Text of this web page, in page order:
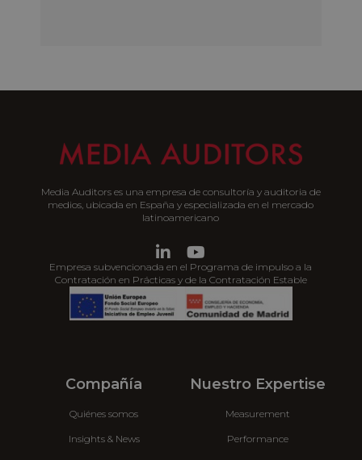
Media Auditors es una empresa de consultoría y auditoria de
medios, ubicada en España y especializada en el mercado
latinoamericano
Empresa subvencionada en el Programa de impulso a la
Contratación en Prácticas y de la Contratación Estable
Compañía
Quiénes somos
Insights & News
Nuestro Expertise
Measurement
Performance